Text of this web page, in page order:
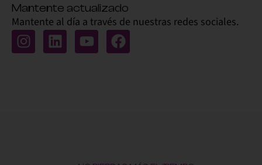
Mantente actualizado
Mantente al día a través de nuestras redes sociales.